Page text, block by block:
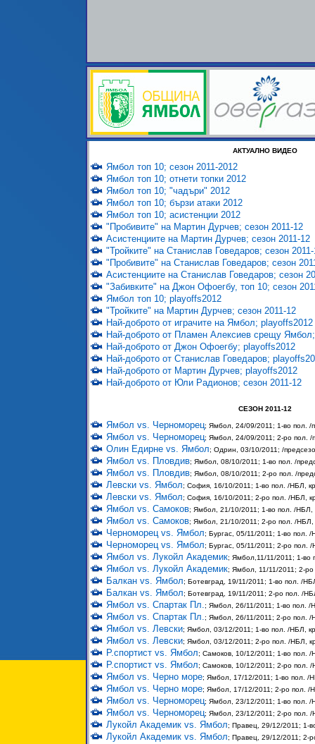
АКТУАЛНО ВИДЕО
Ямбол топ 10; сезон 2011-2012
Ямбол топ 10; отнети топки 2012
Ямбол топ 10; "чадъри" 2012
Ямбол топ 10; бързи атаки 2012
Ямбол топ 10; асистенции 2012
"Пробивите" на Мартин Дурчев; сезон 2011-12
Асистенциите на Мартин Дурчев; сезон 2011-12
"Тройките" на Станислав Говедаров; сезон
"Пробивите" на Станислав Говедаров; сезон
Асистенциите на Станислав Говедаров; сезон
"Забивките" на Джон Офоегбу, топ 10; сезон
Ямбол топ 10; playoffs2012
"Тройките" на Мартин Дурчев; сезон 2011-12
Най-доброто от играчите на Ямбол; playoffs2012
Най-доброто от Пламен Алексиев срещу Ямбол;
Най-доброто от Джон Офоегбу; playoffs2012
Най-доброто от Станислав Говедаров;
Най-доброто от Мартин Дурчев; playoffs2012
Най-доброто от Юли Радионов; сезон 2011-12
СЕЗОН 2011-12
Ямбол vs. Черноморец; Ямбол, 24/09/2011; 1-во пол. /
Ямбол vs. Черноморец; Ямбол, 24/09/2011; 2-ро пол. /
Олин Едирне vs. Ямбол; Одрин, 03/10/2011; /
Ямбол vs. Пловдив; Ямбол, 08/10/2011; 1-во пол. /
Ямбол vs. Пловдив; Ямбол, 08/10/2011; 2-ро пол. /
Левски vs. Ямбол; София, 16/10/2011; 1-во пол. /НБЛ,
Левски vs. Ямбол; София, 16/10/2011; 2-ро пол. /НБЛ,
Ямбол vs. Самоков; Ямбол, 21/10/2011; 1-во пол. /НБЛ,
Ямбол vs. Самоков; Ямбол, 21/10/2011; 2-ро пол. /НБЛ,
Черноморец vs. Ямбол; Бургас, 05/11/2011; 1-во пол. /
Черноморец vs. Ямбол; Бургас, 05/11/2011; 2-ро пол. /
Ямбол vs. Лукойл Академик; Ямбол,11/11/2011; 1-во
Ямбол vs. Лукойл Академик; Ямбол, 11/11/2011; 2-
Балкан vs. Ямбол; Ботевград, 19/11/2011; 1-во пол. /
Балкан vs. Ямбол; Ботевград, 19/11/2011; 2-ро пол. /
Ямбол vs. Спартак Пл.; Ямбол, 26/11/2011; 1-во пол. /
Ямбол vs. Спартак Пл.; Ямбол, 26/11/2011; 2-ро пол. /
Ямбол vs. Левски; Ямбол, 03/12/2011; 1-во пол. /НБЛ,
Ямбол vs. Левски; Ямбол, 03/12/2011; 2-ро пол. /НБЛ,
Р.спортист vs. Ямбол; Самоков, 10/12/2011; 1-во пол. /
Р.спортист vs. Ямбол; Самоков, 10/12/2011; 2-ро пол. /
Ямбол vs. Черно море; Ямбол, 17/12/2011; 1-во пол. /
Ямбол vs. Черно море; Ямбол, 17/12/2011; 2-ро пол. /
Ямбол vs. Черноморец; Ямбол, 23/12/2011; 1-во пол. /
Ямбол vs. Черноморец; Ямбол, 23/12/2011; 2-ро пол. /
Лукойл Академик vs. Ямбол; Правец, 29/12/2011; 1-
Лукойл Академик vs. Ямбол; Правец, 29/12/2011; 2-